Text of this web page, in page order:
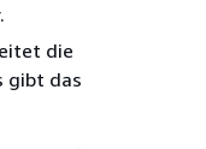
die
gibt das